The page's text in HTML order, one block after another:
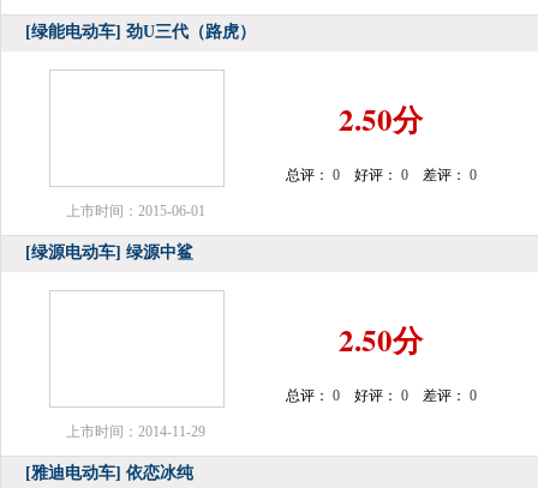
[绿能电动车] 劲U三代（路虎）
上市时间：2015-06-01
2.50分
总评： 0 好评： 0 差评： 0
[绿源电动车] 绿源中鲨
上市时间：2014-11-29
2.50分
总评： 0 好评： 0 差评： 0
[雅迪电动车] 依恋冰纯